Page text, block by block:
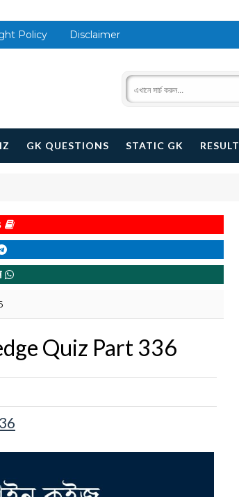
Policy Disclaimer
GK QUESTIONS STATIC GK RESULT
Quiz Part 336